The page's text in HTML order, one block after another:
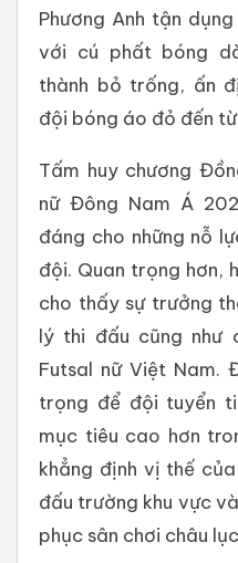
Phương Anh tận
với cú phất bóng
thành bỏ trống, ấn
đội bóng áo đỏ đến
Tấm huy chương
nữ Đông Nam Á
đáng cho những nỗ
đội. Quan trọng hơn,
cho thấy sự trưởng
lý thi đấu cũng như
Futsal nữ Việt Nam.
trọng để đội tuyển
mục tiêu cao hơn
khẳng định vị thế
đấu trường khu vực
phục sân chơi châu